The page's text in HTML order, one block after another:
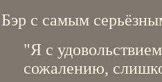
Бэр с самым
"Я с
сожалению,